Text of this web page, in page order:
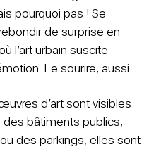
pourquoi pas ! Se
de surprise en
l’art urbain suscite
Le sourire, aussi.
d’art sont visibles
des bâtiments publics,
des parkings, elles sont